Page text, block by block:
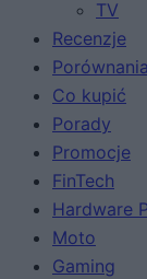
TV
Recenzje
Porównania
Co kupić
Porady
Promocje
FinTech
Hardware
Moto
Gaming